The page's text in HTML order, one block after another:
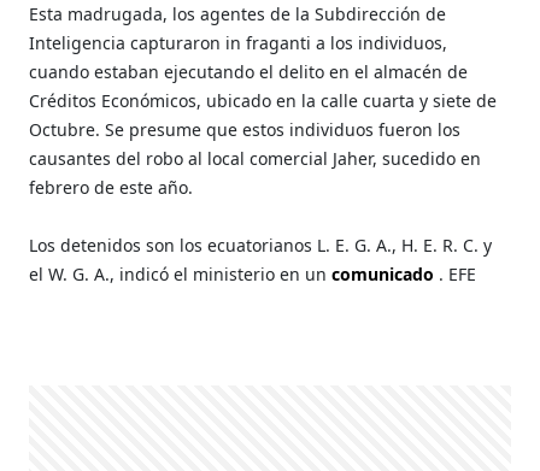
Esta madrugada, los agentes de la Subdirección de
Inteligencia capturaron in fraganti a los individuos,
cuando estaban ejecutando el delito en el almacén de
Créditos Económicos, ubicado en la calle cuarta y siete de
Octubre. Se presume que estos individuos fueron los
causantes del robo al local comercial Jaher, sucedido en
febrero de este año.
Los detenidos son los ecuatorianos L. E. G. A., H. E. R. C. y
el W. G. A., indicó el ministerio en uncomunicado . EFE